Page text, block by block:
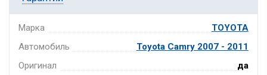
Марка
TOYOTA
Автомобиль
Toyota Camry 2007 - 2011
Оригинал
да